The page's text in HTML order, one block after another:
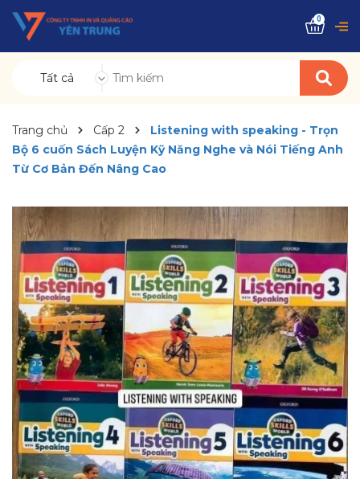
Tất cả
0
Trang chủ Cấp 2
Listening with speaking - Trọn
Bộ 6 cuốn Sách Luyện Kỹ Năng Nghe và Nói Tiếng Anh
Từ Cơ Bản Đến Nâng Cao